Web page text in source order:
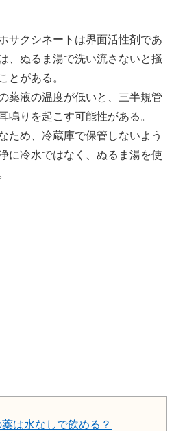
サクシネートは界面活性剤であ
、ぬるま湯で洗い流さないと掻
とがある。
薬液の温度が低いと、三半規管
鳴りを起こす可能性がある。
ため、冷蔵庫で保管しないよう
に冷水ではなく、ぬるま湯を使
は水なしで飲める？